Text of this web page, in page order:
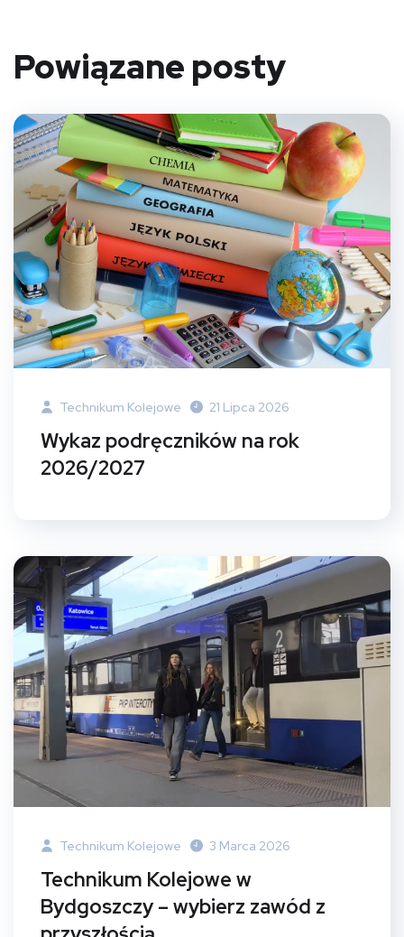
Powiązane posty
Technikum Kolejowe 21 Lipca 2026
Wykaz podręczników na rok
2026/2027
Technikum Kolejowe 3 Marca 2026
Technikum Kolejowe w
Bydgoszczy – wybierz zawód z